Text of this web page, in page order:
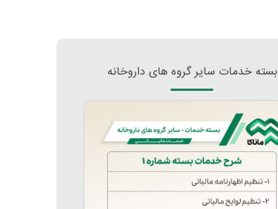
بسته خدمات سایر گروه های داروخانه